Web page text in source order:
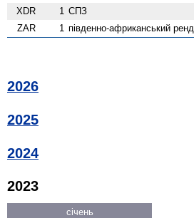
XDR 1 СПЗ
ZAR 1 південно-африканський ренд
2026
2025
2024
2023
січень